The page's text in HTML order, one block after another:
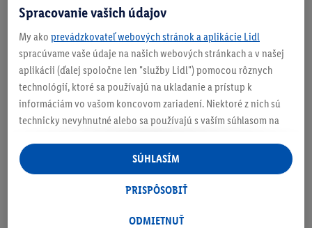
Zistite svoju veľkosť
O produkte
Spracovanie vašich údajov
My ako prevádzkovateľ webových stránok a aplikácie Lidl
spracúvame vaše údaje na našich webových stránkach a v našej
aplikácii (ďalej spoločne len "služby Lidl") pomocou rôznych
technológií, ktoré sa používajú na ukladanie a prístup k
informáciám vo vašom koncovom zariadení. Niektoré z nich sú
technicky nevyhnutné alebo sa používajú s vaším súhlasom na
personalizovanú reklamu v rámci služieb Lidl aj mimo nich. Ak
ste účastníkom programu Lidl Plus, na tieto účely sa spracúvajú
aj údaje z vášho nákupného správania v obchode.
následne si vytvoríte účet Lidl Plus alebo sa prihlásite do svojho
ODMIETNUŤ
PRISPÔSOBIŤ
SÚHLASÍM